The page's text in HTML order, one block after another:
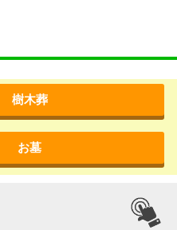
樹木葬
お墓